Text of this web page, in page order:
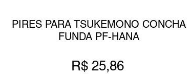
PIRES PARA TSUKEMONO CONCHA
FUNDA PF-HANA
R$ 25,86Preço